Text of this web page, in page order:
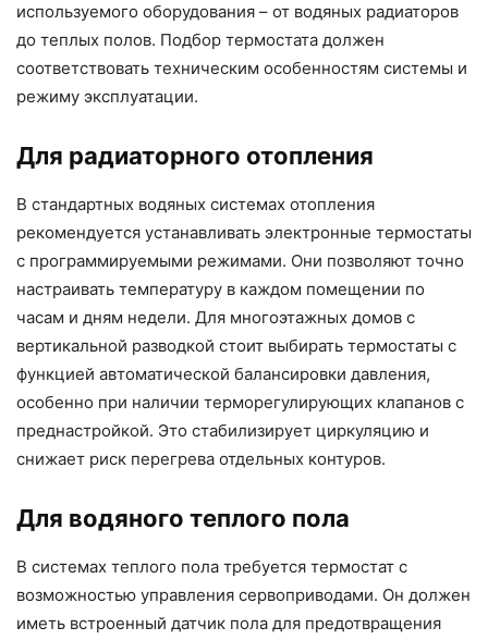
используемого оборудования – от водяных радиаторов
до теплых полов. Подбор термостата должен
соответствовать техническим особенностям системы и
режиму эксплуатации.
Для радиаторного отопления
В стандартных водяных системах отопления
рекомендуется устанавливать электронные термостаты
с программируемыми режимами. Они позволяют точно
настраивать температуру в каждом помещении по
часам и дням недели. Для многоэтажных домов с
вертикальной разводкой стоит выбирать термостаты с
функцией автоматической балансировки давления,
особенно при наличии терморегулирующих клапанов с
преднастройкой. Это стабилизирует циркуляцию и
снижает риск перегрева отдельных контуров.
Для водяного теплого пола
В системах теплого пола требуется термостат с
возможностью управления сервоприводами. Он должен
иметь встроенный датчик пола для предотвращения